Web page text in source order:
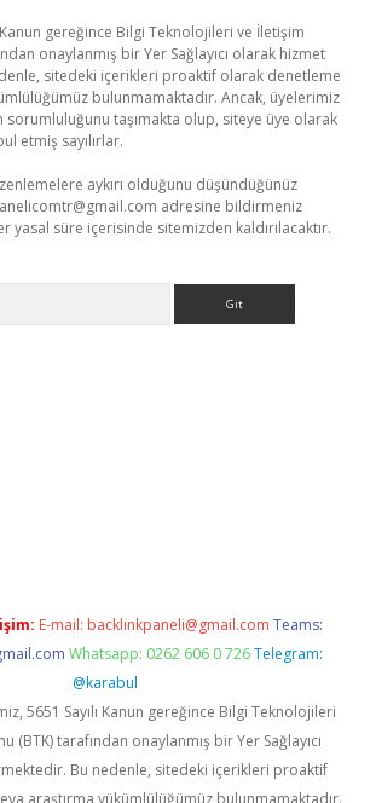
Kanun gereğince Bilgi Teknolojileri ve İletişim
onaylanmış bir Yer Sağlayıcı olarak hizmet
sitedeki içerikleri proaktif olarak denetleme
bulunmamaktadır. Ancak, üyelerimiz
sorumluluğunu taşımakta olup, siteye üye olarak
etmiş sayılırlar.
aykırı olduğunu düşündüğünüz
adresine bildirmeniz
yasal süre içerisinde sitemizden kaldırılacaktır.
E-mail: backlinkpaneli@gmail.com Teams:
Whatsapp: 0262 606 0 726 Telegram:
@karabul
5651 Sayılı Kanun gereğince Bilgi Teknolojileri
(BTK) tarafından onaylanmış bir Yer Sağlayıcı
Bu nedenle, sitedeki içerikleri proaktif
araştırma yükümlülüğümüz bulunmamaktadır.